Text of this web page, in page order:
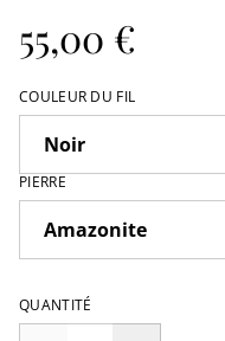
55,00 €
COULEUR DU FIL
PIERRE
QUANTITÉ